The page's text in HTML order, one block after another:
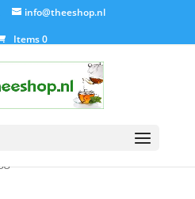
info@theeshop.nl
Items 0